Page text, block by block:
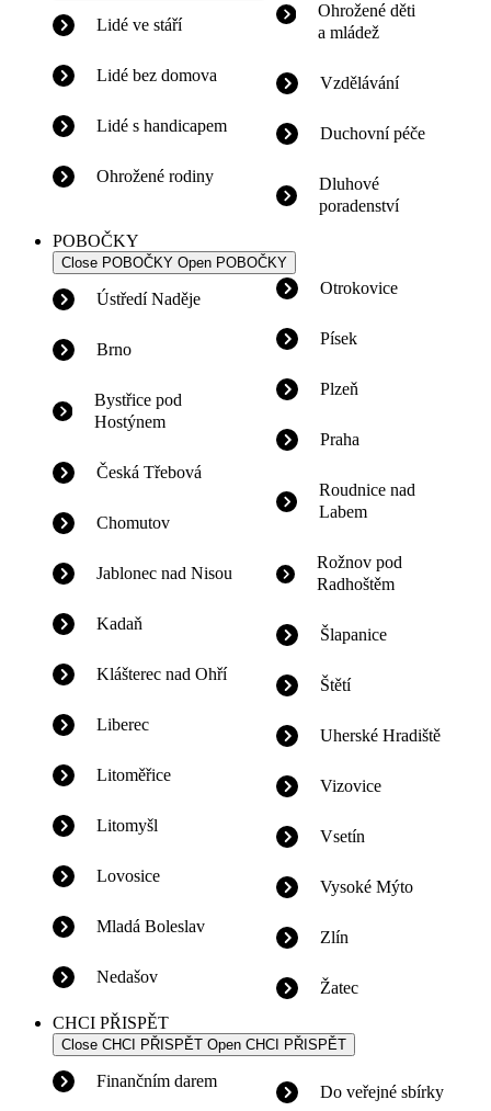
Lidé ve stáří
Lidé bez domova
Lidé s handicapem
Ohrožené rodiny
Ohrožené děti
a mládež
Vzdělávání
Duchovní péče
Dluhové
poradenství
POBOČKY
Close POBOČKY Open POBOČKY
Ústředí Naděje
Brno
Bystřice pod
Hostýnem
Česká Třebová
Chomutov
Jablonec nad Nisou
Kadaň
Klášterec nad Ohří
Liberec
Litoměřice
Litomyšl
Lovosice
Mladá Boleslav
Nedašov
Otrokovice
Písek
Plzeň
Praha
Roudnice nad
Labem
Rožnov pod
Radhoštěm
Šlapanice
Štětí
Uherské Hradiště
Vizovice
Vsetín
Vysoké Mýto
Zlín
Žatec
CHCI PŘISPĚT
Close CHCI PŘISPĚT Open CHCI PŘISPĚT
Finančním darem
Do veřejné sbírky